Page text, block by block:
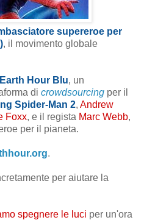
supereroe per
, il movimento globale
Earth Hour Blu, un
di crowdsourcing per il
Spider-Man 2, Andrew
Foxx, e il regista Marc Webb,
per il pianeta.
.
per aiutare la
spegnere le luci per un'ora